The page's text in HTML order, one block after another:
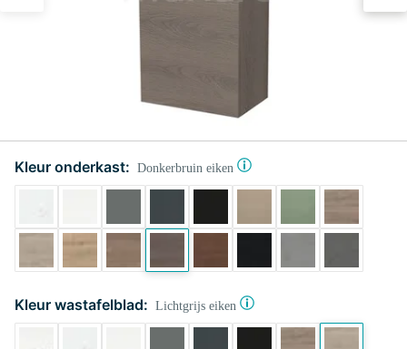
Kleur onderkast: Donkerbruin eiken
Kleur wastafelblad: Lichtgrijs eiken